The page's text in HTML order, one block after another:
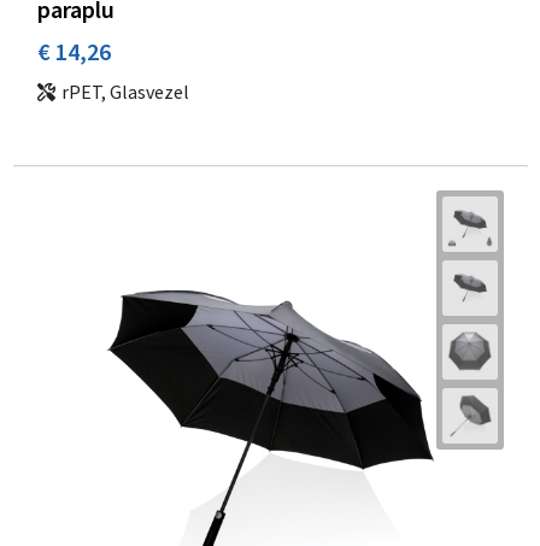
paraplu
€ 14,26
rPET, Glasvezel